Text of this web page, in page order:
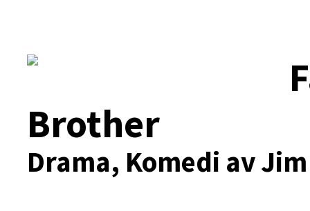
Brother
Drama, Komedi av